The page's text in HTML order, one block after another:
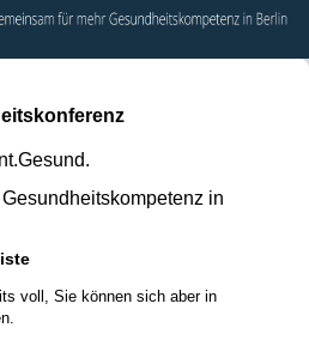
in
voll, Sie können sich aber in